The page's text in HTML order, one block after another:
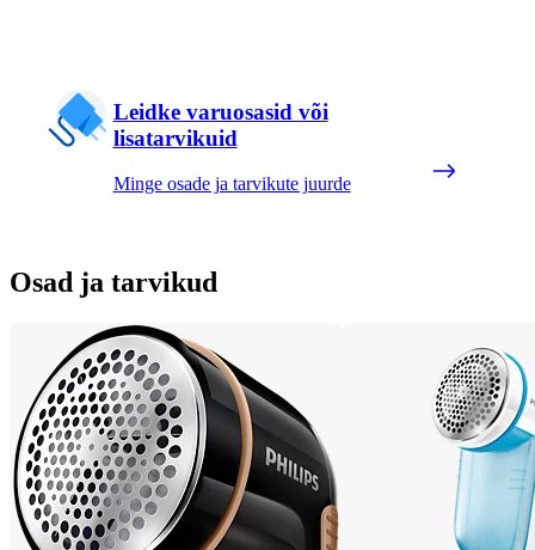
Leidke varuosasid või
lisatarvikuid
Minge osade ja tarvikute juurde
Osad ja tarvikud